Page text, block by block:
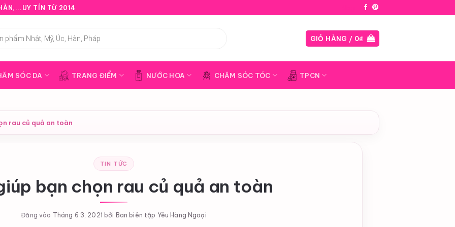
TÍN TỪ 2014
GIỎ HÀNG / 0₫
SÓC DA TRANG ĐIỂM NƯỚC HOA CHĂM SÓC TÓC TPCN
rau củ quả an toàn
TIN TỨC
bạn chọn rau củ quả an toàn
Đăng vào Tháng 6 3, 2021 bởi Ban biên tập Yêu Hàng Ngoại